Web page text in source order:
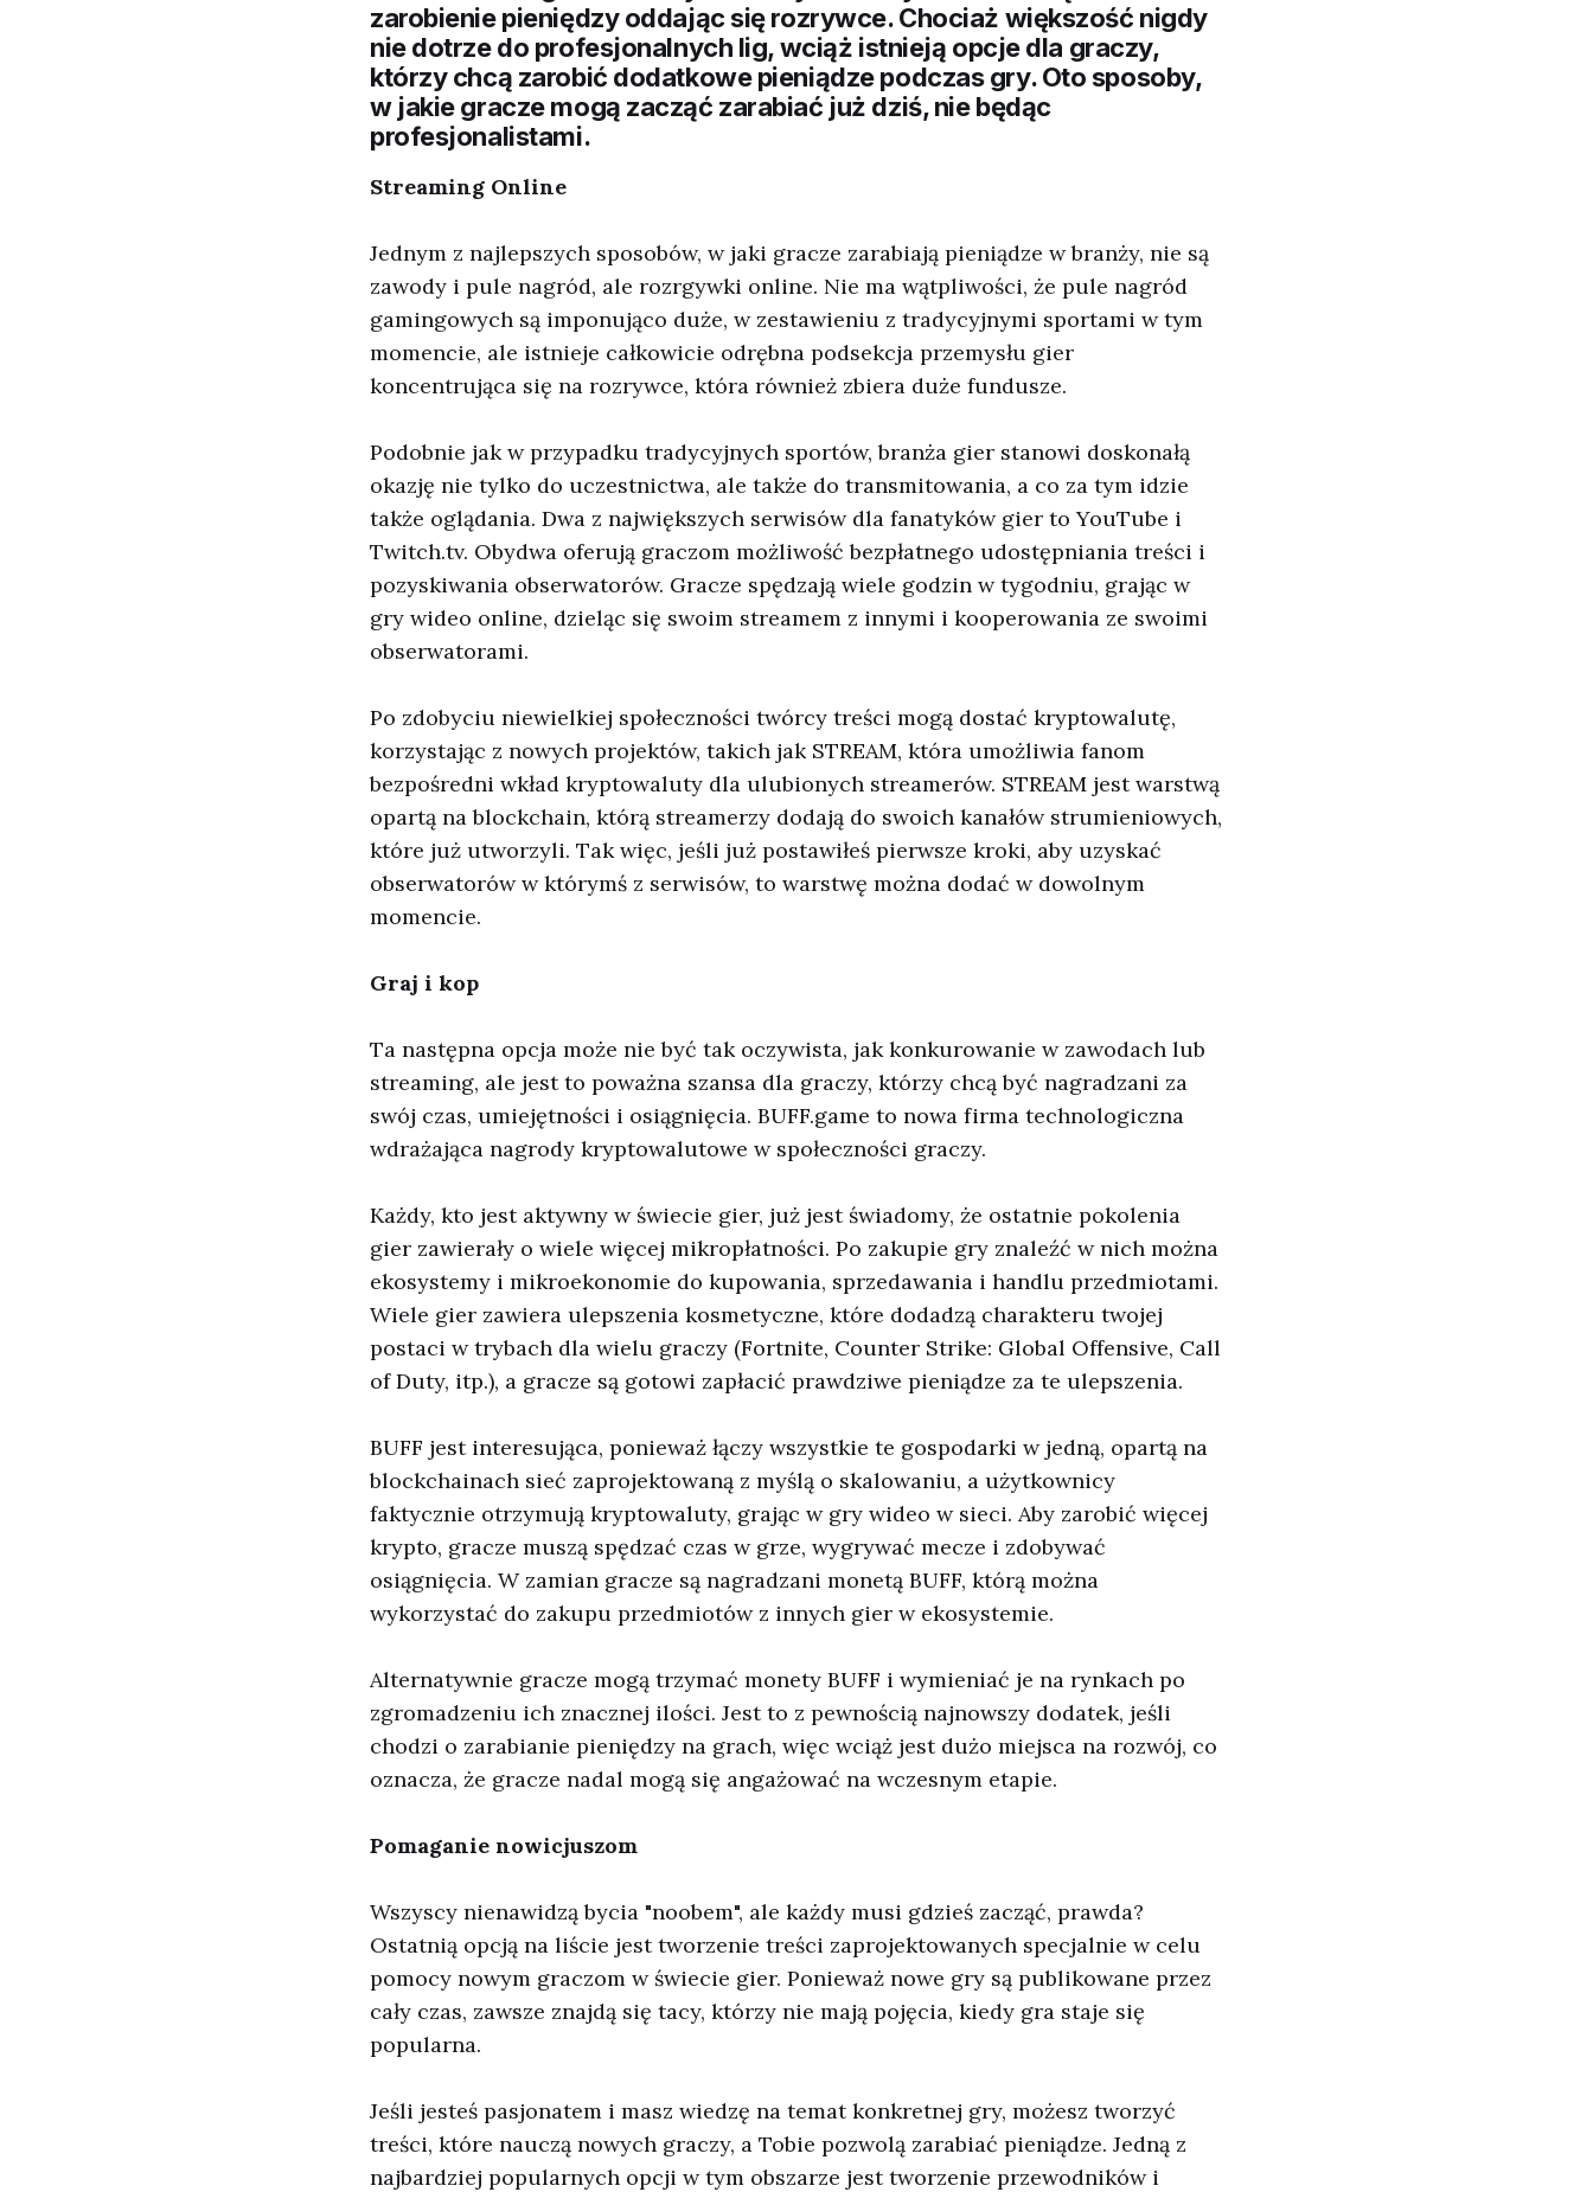
zarobienie pieniędzy oddając się rozrywce. Chociaż większość nigdy
nie dotrze do profesjonalnych lig, wciąż istnieją opcje dla graczy,
którzy chcą zarobić dodatkowe pieniądze podczas gry. Oto sposoby,
w jakie gracze mogą zacząć zarabiać już dziś, nie będąc
profesjonalistami.
Streaming Online
Jednym z najlepszych sposobów, w jaki gracze zarabiają pieniądze w branży, nie są
zawody i pule nagród, ale rozrgywki online. Nie ma wątpliwości, że pule nagród
gamingowych są imponująco duże, w zestawieniu z tradycyjnymi sportami w tym
momencie, ale istnieje całkowicie odrębna podsekcja przemysłu gier
koncentrująca się na rozrywce, która również zbiera duże fundusze.
Podobnie jak w przypadku tradycyjnych sportów, branża gier stanowi doskonałą
okazję nie tylko do uczestnictwa, ale także do transmitowania, a co za tym idzie
także oglądania. Dwa z największych serwisów dla fanatyków gier to YouTube i
Twitch.tv. Obydwa oferują graczom możliwość bezpłatnego udostępniania treści i
pozyskiwania obserwatorów. Gracze spędzają wiele godzin w tygodniu, grając w
gry wideo online, dzieląc się swoim streamem z innymi i kooperowania ze swoimi
obserwatorami.
Po zdobyciu niewielkiej społeczności twórcy treści mogą dostać kryptowalutę,
korzystając z nowych projektów, takich jak STREAM, która umożliwia fanom
bezpośredni wkład kryptowaluty dla ulubionych streamerów. STREAM jest warstwą
opartą na blockchain, którą streamerzy dodają do swoich kanałów strumieniowych,
które już utworzyli. Tak więc, jeśli już postawiłeś pierwsze kroki, aby uzyskać
obserwatorów w którymś z serwisów, to warstwę można dodać w dowolnym
momencie.
Graj i kop
Ta następna opcja może nie być tak oczywista, jak konkurowanie w zawodach lub
streaming, ale jest to poważna szansa dla graczy, którzy chcą być nagradzani za
swój czas, umiejętności i osiągnięcia. BUFF.game to nowa firma technologiczna
wdrażająca nagrody kryptowalutowe w społeczności graczy.
Każdy, kto jest aktywny w świecie gier, już jest świadomy, że ostatnie pokolenia
gier zawierały o wiele więcej mikropłatności. Po zakupie gry znaleźć w nich można
ekosystemy i mikroekonomie do kupowania, sprzedawania i handlu przedmiotami.
Wiele gier zawiera ulepszenia kosmetyczne, które dodadzą charakteru twojej
postaci w trybach dla wielu graczy (Fortnite, Counter Strike: Global Offensive, Call
of Duty, itp.), a gracze są gotowi zapłacić prawdziwe pieniądze za te ulepszenia.
BUFF jest interesująca, ponieważ łączy wszystkie te gospodarki w jedną, opartą na
blockchainach sieć zaprojektowaną z myślą o skalowaniu, a użytkownicy
faktycznie otrzymują kryptowaluty, grając w gry wideo w sieci. Aby zarobić więcej
krypto, gracze muszą spędzać czas w grze, wygrywać mecze i zdobywać
osiągnięcia. W zamian gracze są nagradzani monetą BUFF, którą można
wykorzystać do zakupu przedmiotów z innych gier w ekosystemie.
Alternatywnie gracze mogą trzymać monety BUFF i wymieniać je na rynkach po
zgromadzeniu ich znacznej ilości. Jest to z pewnością najnowszy dodatek, jeśli
chodzi o zarabianie pieniędzy na grach, więc wciąż jest dużo miejsca na rozwój, co
oznacza, że gracze nadal mogą się angażować na wczesnym etapie.
Pomaganie nowicjuszom
Wszyscy nienawidzą bycia "noobem", ale każdy musi gdzieś zacząć, prawda?
Ostatnią opcją na liście jest tworzenie treści zaprojektowanych specjalnie w celu
pomocy nowym graczom w świecie gier. Ponieważ nowe gry są publikowane przez
cały czas, zawsze znajdą się tacy, którzy nie mają pojęcia, kiedy gra staje się
popularna.
Jeśli jesteś pasjonatem i masz wiedzę na temat konkretnej gry, możesz tworzyć
treści, które nauczą nowych graczy, a Tobie pozwolą zarabiać pieniądze. Jedną z
najbardziej popularnych opcji w tym obszarze jest tworzenie przewodników i